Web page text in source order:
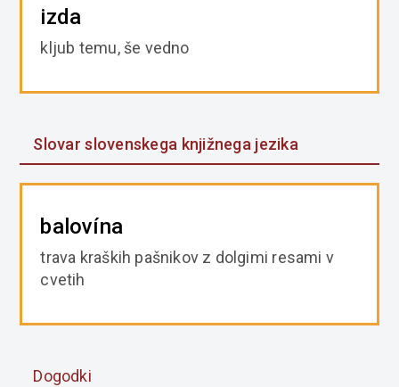
izda
kljub temu, še vedno
Slovar slovenskega knjižnega jezika
balovína
trava kraških pašnikov z dolgimi resami v
cvetih
Dogodki